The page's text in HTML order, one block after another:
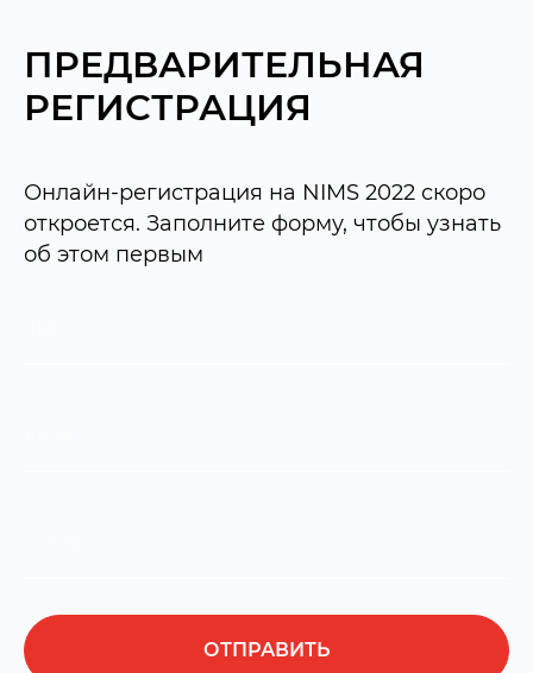
ПРЕДВАРИТЕЛЬНАЯ
РЕГИСТРАЦИЯ
Онлайн-регистрация на NIMS 2022 скоро
откроется. Заполните форму, чтобы узнать
об этом первым
ОТПРАВИТЬ